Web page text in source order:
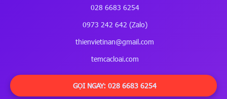
028 6683 6254
0973 242 642 (Zalo)
thienvietinan@gmail.com
temcacloai.com
GỌI NGAY: 028 6683 6254